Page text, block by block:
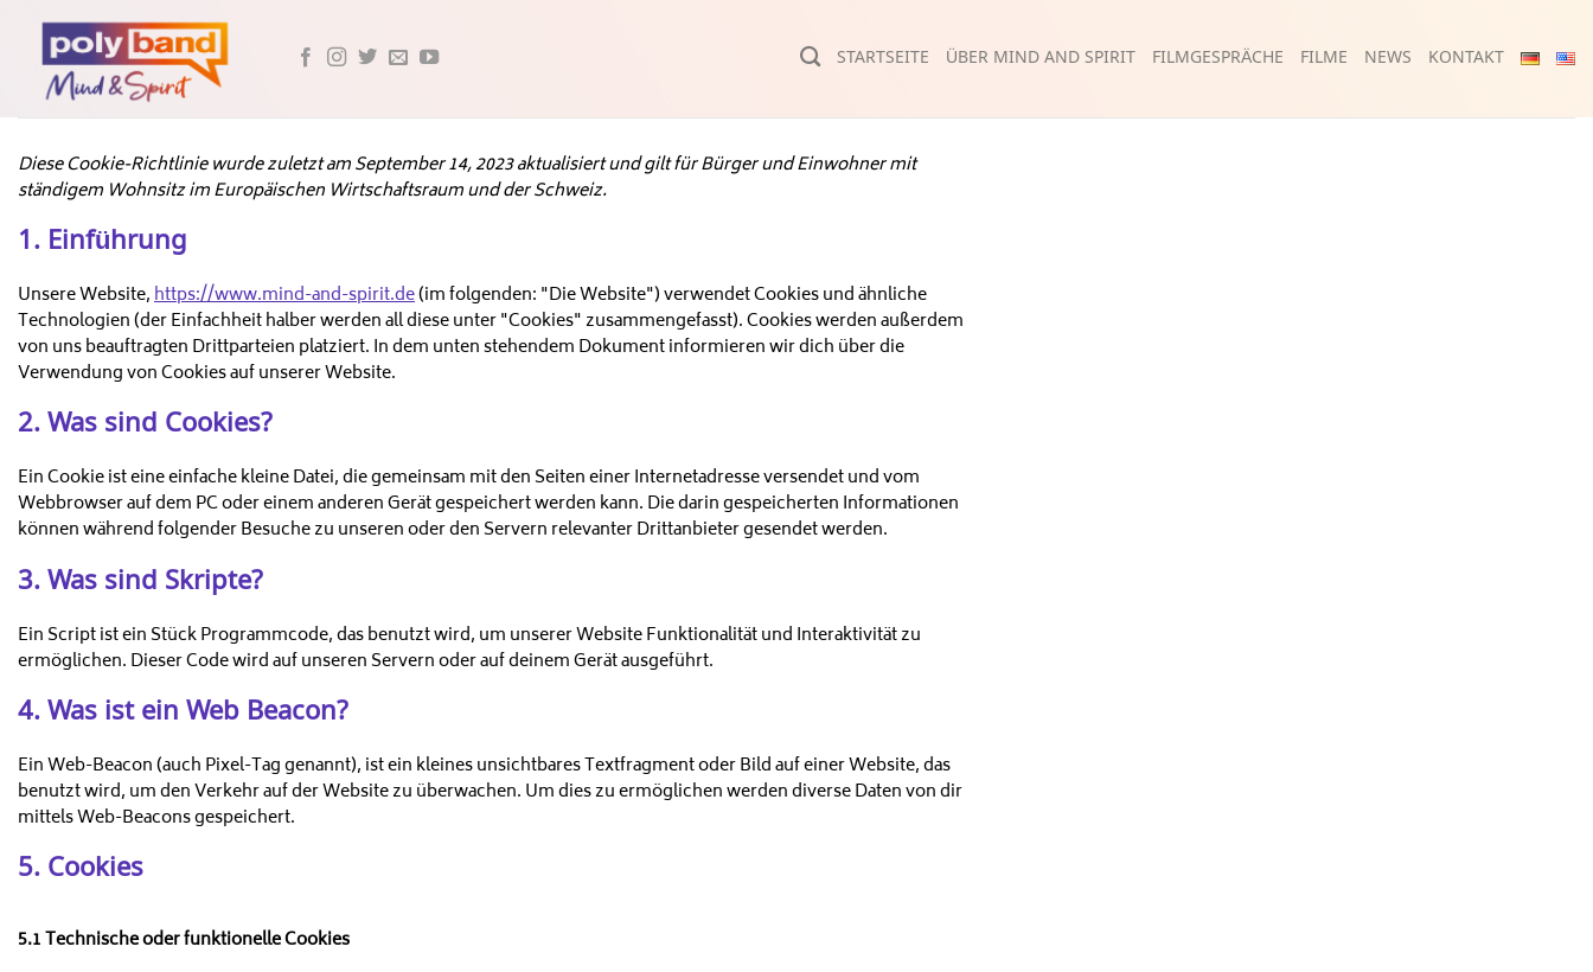
content
STARTSEITE ÜBER MIND AND SPIRIT FILMGESPRÄCHE FILME NEWS KONTAKT
Diese Cookie-Richtlinie wurde zuletzt am September 14, 2023 aktualisiert und gilt für Bürger und Einwohner mit
ständigem Wohnsitz im Europäischen Wirtschaftsraum und der Schweiz.
1. Einführung
Unsere Website,https://www.mind-and-spirit.de(im folgenden: "Die Website") verwendet Cookies und ähnliche
Technologien (der Einfachheit halber werden all diese unter "Cookies" zusammengefasst). Cookies werden außerdem
von uns beauftragten Drittparteien platziert. In dem unten stehendem Dokument informieren wir dich über die
Verwendung von Cookies auf unserer Website.
2. Was sind Cookies?
Ein Cookie ist eine einfache kleine Datei, die gemeinsam mit den Seiten einer Internetadresse versendet und vom
Webbrowser auf dem PC oder einem anderen Gerät gespeichert werden kann. Die darin gespeicherten Informationen
können während folgender Besuche zu unseren oder den Servern relevanter Drittanbieter gesendet werden.
3. Was sind Skripte?
Ein Script ist ein Stück Programmcode, das benutzt wird, um unserer Website Funktionalität und Interaktivität zu
ermöglichen. Dieser Code wird auf unseren Servern oder auf deinem Gerät ausgeführt.
4. Was ist ein Web Beacon?
Ein Web-Beacon (auch Pixel-Tag genannt), ist ein kleines unsichtbares Textfragment oder Bild auf einer Website, das
benutzt wird, um den Verkehr auf der Website zu überwachen. Um dies zu ermöglichen werden diverse Daten von dir
mittels Web-Beacons gespeichert.
5. Cookies
5.1 Technische oder funktionelle Cookies